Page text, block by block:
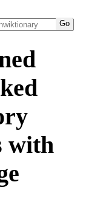
with